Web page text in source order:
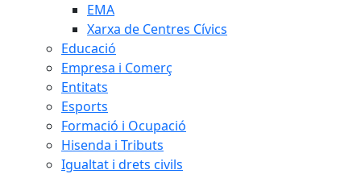
EMA
Xarxa de Centres Cívics
Educació
Empresa i Comerç
Entitats
Esports
Formació i Ocupació
Hisenda i Tributs
Igualtat i drets civils